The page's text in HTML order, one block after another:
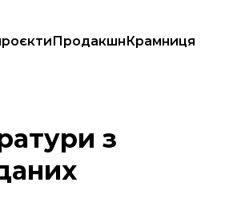
ПродакшнКрамниця
з